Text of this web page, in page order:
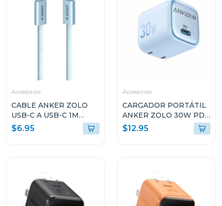
Accesorios
CABLE ANKER ZOLO
USB-C A USB-C 1M
240W AZUL A8060H31
$6.95
Accesorios
CARGADOR PORTÁTIL
ANKER ZOLO 30W PD
3.0 CELESTE A2698J31
$12.95